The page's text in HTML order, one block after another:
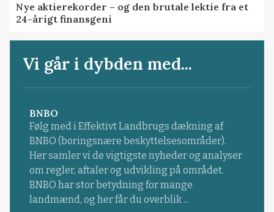
Nye aktierekorder – og den brutale lektie fra et
24-årigt finansgeni
Vi går i dybden med...
BNBO
Følg med i Effektivt Landbrugs dækning af
BNBO (boringsnære beskyttelsesområder).
Her samler vi de vigtigste nyheder og analyser
om regler, aftaler og udvikling på området.
BNBO har stor betydning for mange
landmænd, og her får du overblik ...